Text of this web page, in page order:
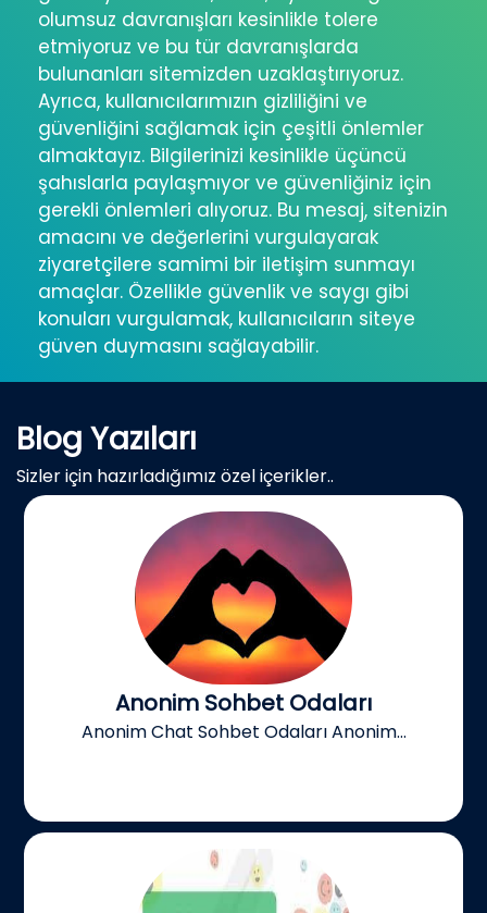
olumsuz davranışları kesinlikle tolere
etmiyoruz ve bu tür davranışlarda
bulunanları sitemizden uzaklaştırıyoruz.
Ayrıca, kullanıcılarımızın gizliliğini ve
güvenliğini sağlamak için çeşitli önlemler
almaktayız. Bilgilerinizi kesinlikle üçüncü
şahıslarla paylaşmıyor ve güvenliğiniz için
gerekli önlemleri alıyoruz. Bu mesaj, sitenizin
amacını ve değerlerini vurgulayarak
ziyaretçilere samimi bir iletişim sunmayı
amaçlar. Özellikle güvenlik ve saygı gibi
konuları vurgulamak, kullanıcıların siteye
güven duymasını sağlayabilir.
Blog Yazıları
Sizler için hazırladığımız özel içerikler..
Anonim Sohbet Odaları
Anonim Chat Sohbet Odaları Anonim...